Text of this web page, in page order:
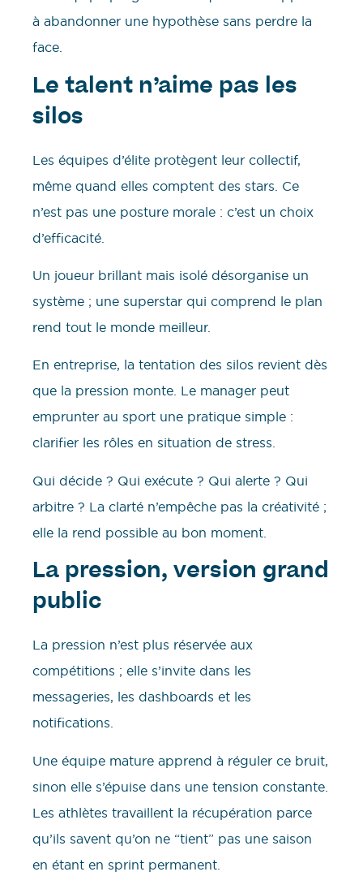
à abandonner une hypothèse sans perdre la
face.
Le talent n’aime pas les
silos
Les équipes d’élite protègent leur collectif,
même quand elles comptent des stars. Ce
n’est pas une posture morale : c’est un choix
d’efficacité.
Un joueur brillant mais isolé désorganise un
système ; une superstar qui comprend le plan
rend tout le monde meilleur.
En entreprise, la tentation des silos revient dès
que la pression monte. Le manager peut
emprunter au sport une pratique simple :
clarifier les rôles en situation de stress.
Qui décide ? Qui exécute ? Qui alerte ? Qui
arbitre ? La clarté n’empêche pas la créativité ;
elle la rend possible au bon moment.
La pression, version grand
public
La pression n’est plus réservée aux
compétitions ; elle s’invite dans les
messageries, les dashboards et les
notifications.
Une équipe mature apprend à réguler ce bruit,
sinon elle s’épuise dans une tension constante.
Les athlètes travaillent la récupération parce
qu’ils savent qu’on ne “tient” pas une saison
en étant en sprint permanent.